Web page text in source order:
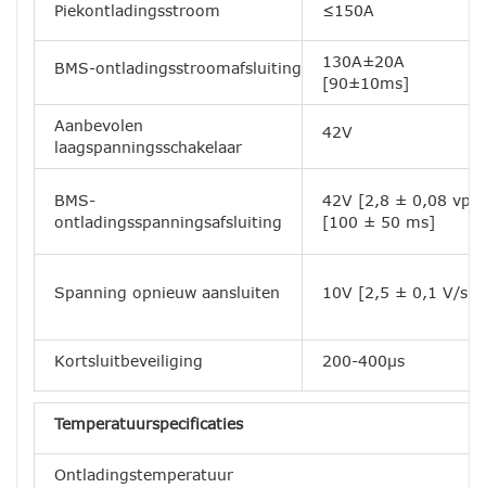
Piekontladingsstroom ≤150A
BMS-ontladingsstroomafsluiting
130A±20A
[90±10ms]
Aanbevolen
laagspanningsschakelaar
42V
BMS-
ontladingsspanningsafsluiting
42V [2,8 ± 0,08 vpc]
[100 ± 50 ms]
Spanning opnieuw aansluiten 10V [2,5 ± 0,1 V/s]
Kortsluitbeveiliging 200-400μs
Temperatuurspecificaties
Ontladingstemperatuur